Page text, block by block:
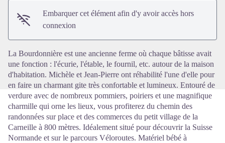
Voir l'image en plein écran
Embarquer cet élément afin d'y avoir accès hors
connexion
La Bourdonnière est une ancienne ferme où chaque bâtisse avait
une fonction : l'écurie, l'étable, le fournil, etc. autour de la maison
d'habitation. Michèle et Jean-Pierre ont réhabilité l'une d'elle pour
en faire un charmant gite très confortable et lumineux. Entouré de
verdure avec de nombreux pommiers, poiriers et une magnifique
charmille qui orne les lieux, vous profiterez du chemin des
randonnées sur place et des commerces du petit village de la
Carneille à 800 mètres. Idéalement situé pour découvrir la Suisse
Normande et sur le parcours Véloroutes. Matériel bébé à